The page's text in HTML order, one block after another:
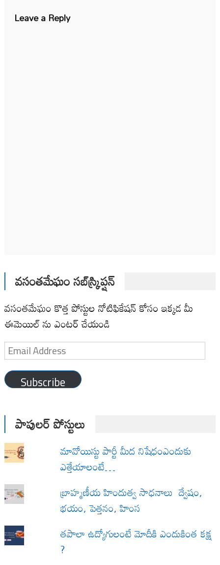
Leave a Reply
వసంతమేఘం సబ్‌స్క్రిప్షన్
వసంతమేఘం కొత్త పోస్టుల నోటిఫికేషన్ కోసం ఇక్కడ మీ
ఈమెయిల్ ను ఎంటర్ చేయండి
Email
Address
Subscribe
పాపులర్ పోస్టులు
మావోయిస్టు పార్టీ మీద నిషేధంఎందుకు
ఎత్తేయాలంటే…
బ్రాహ్మణీయ హిందుత్వ సాధనాలు ద్వేషం,
భయం, పెత్తనం, హింస
త‌పాలా ఉద్యోగులంటే మోదీకి ఎందుకింత కక్ష
?